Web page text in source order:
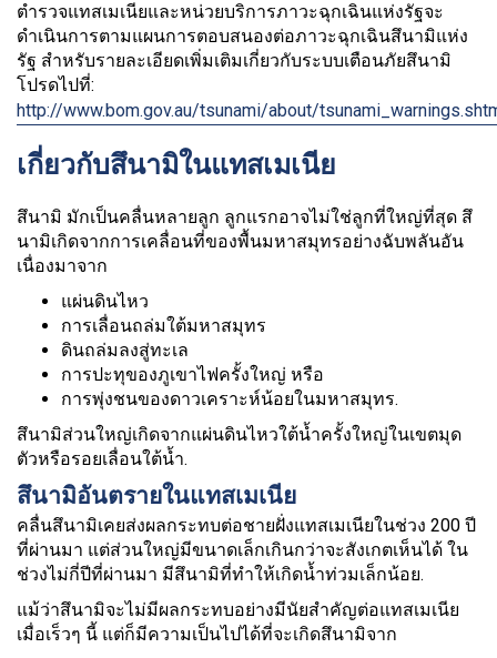
ตำรวจแทสเมเนียและหน่วยบริการภาวะฉุกเฉินแห่งรัฐจะ
ดำเนินการตามแผนการตอบสนองต่อภาวะฉุกเฉินสึนามิแห่ง
รัฐ สำหรับรายละเอียดเพิ่มเติมเกี่ยวกับระบบเตือนภัยสึนามิ
โปรดไปที่:
http://www.bom.gov.au/tsunami/about/
เกี่ยวกับสึนามิในแทสเมเนีย
สึนามิ มักเป็นคลื่นหลายลูก ลูกแรกอาจไม่ใช่ลูกที่ใหญ่ที่สุด สึ
นามิเกิดจากการเคลื่อนที่ของพื้นมหาสมุทรอย่างฉับพลันอัน
เนื่องมาจาก
แผ่นดินไหว
การเลื่อนถล่มใต้มหาสมุทร
ดินถล่มลงสู่ทะเล
การปะทุของภูเขาไฟครั้งใหญ่ หรือ
การพุ่งชนของดาวเคราะห์น้อยในมหาสมุทร.
สึนามิส่วนใหญ่เกิดจากแผ่นดินไหวใต้น้ำครั้งใหญ่ในเขตมุด
ตัวหรือรอยเลื่อนใต้น้ำ.
สึนามิอันตรายในแทสเมเนีย
คลื่นสึนามิเคยส่งผลกระทบต่อชายฝั่งแทสเมเนียในช่วง 200 ปี
ที่ผ่านมา แต่ส่วนใหญ่มีขนาดเล็กเกินกว่าจะสังเกตเห็นได้ ใน
ช่วงไม่กี่ปีที่ผ่านมา มีสึนามิที่ทำให้เกิดน้ำท่วมเล็กน้อย.
แม้ว่าสึนามิจะไม่มีผลกระทบอย่างมีนัยสำคัญต่อแทสเมเนีย
เมื่อเร็วๆ นี้ แต่ก็มีความเป็นไปได้ที่จะเกิดสึนามิจาก